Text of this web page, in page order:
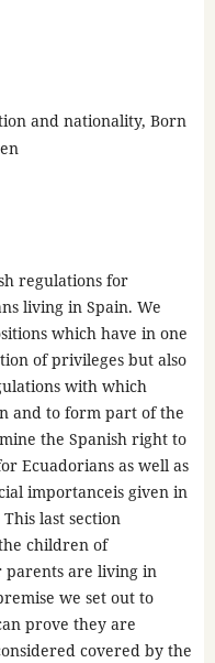
and nationality, Born
regulations for
living in Spain. We
which have in one
of privileges but also
with which
and to form part of the
the Spanish right to
Ecuadorians as well as
importanceis given in
last section
children of
parents are living in
we set out to
prove they are
covered by the